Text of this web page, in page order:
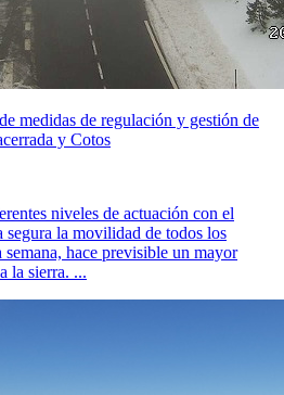
medidas de regulación y gestión de
y Cotos
niveles de actuación con el
la movilidad de todos los
hace previsible un mayor
la sierra. ...